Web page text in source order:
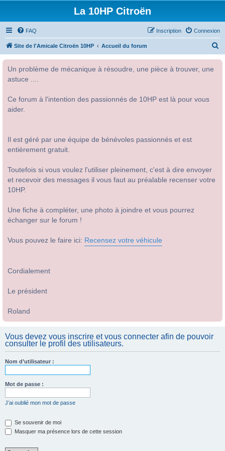
La 10HP Citroën
FAQ Connexion
Inscription
Site de l'Amicale Citroën 10HP Accueil du forum
Un problème de mécanique à résoudre, une pièce à trouver, une
astuce ....
Ce forum à l'intention des passionnés de 10HP est là pour vous
aider.
Il est géré par une équipe de bénévoles passionnés et est
entièrement gratuit.
Toutefois si vous voulez l'utiliser pleinement, c'est à dire envoyer
et recevoir des messages il vous faut au préalable recenser votre
10HP.
Une fiche à compléter, une photo à joindre et vous pourrez
échanger sur le forum !
Vous pouvez le faire ici: Recensez votre véhicule
Cordialement
Le président
Roland
Vous devez vous inscrire et vous connecter afin de pouvoir
consulter le profil des utilisateurs.
Nom d’utilisateur :
Mot de passe :
J’ai oublié mon mot de passe
Se souvenir de moi
Masquer ma présence lors de cette session